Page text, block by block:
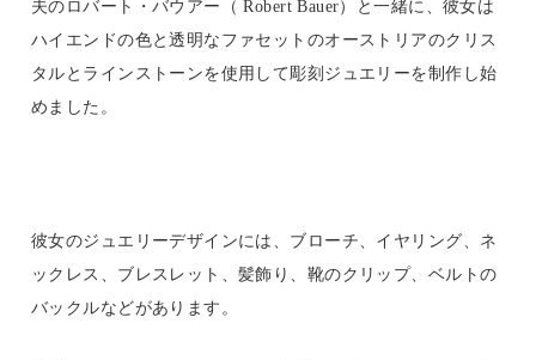
夫のロバート・バウアー（ Robert Bauer）と一緒に、彼女は
ハイエンドの色と透明なファセットのオーストリアのクリス
タルとラインストーンを使用して彫刻ジュエリーを制作し始
めました。
彼女のジュエリーデザインには、ブローチ、イヤリング、ネ
ックレス、ブレスレット、髪飾り、靴のクリップ、ベルトの
バックルなどがあります。